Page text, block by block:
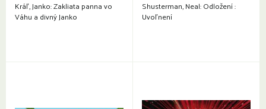
Kráľ, Janko: Zakliata panna vo
Váhu a divný Janko
Shusterman, Neal: Odložení :
Uvoľnení